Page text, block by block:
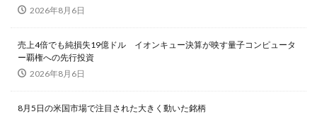
2026年8月6日
売上4倍でも純損失19億ドル イオンキュー決算が映す量子コンピュータ
ー覇権への先行投資
2026年8月6日
8月5日の米国市場で注目された大きく動いた銘柄